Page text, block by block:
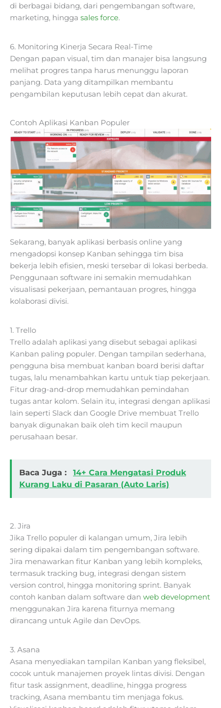
di berbagai bidang, dari pengembangan software,
marketing, hingga sales force.
6. Monitoring Kinerja Secara Real-Time
Dengan papan visual, tim dan manajer bisa langsung
melihat progres tanpa harus menunggu laporan
panjang. Data yang ditampilkan membantu
pengambilan keputusan lebih cepat dan akurat.
Contoh Aplikasi Kanban Populer
Sekarang, banyak aplikasi berbasis online yang
mengadopsi konsep Kanban sehingga tim bisa
bekerja lebih efisien, meski tersebar di lokasi berbeda.
Penggunaan software ini semakin memudahkan
visualisasi pekerjaan, pemantauan progres, hingga
kolaborasi divisi.
1. Trello
Trello adalah aplikasi yang disebut sebagai aplikasi
Kanban paling populer. Dengan tampilan sederhana,
pengguna bisa membuat kanban board berisi daftar
tugas, lalu menambahkan kartu untuk tiap pekerjaan.
Fitur drag-and-drop memudahkan pemindahan
tugas antar kolom. Selain itu, integrasi dengan aplikasi
lain seperti Slack dan Google Drive membuat Trello
banyak digunakan baik oleh tim kecil maupun
perusahaan besar.
Baca Juga :
14+ Cara Mengatasi Produk
Kurang Laku di Pasaran (Auto Laris)
2. Jira
Jika Trello populer di kalangan umum, Jira lebih
sering dipakai dalam tim pengembangan software.
Jira menawarkan fitur Kanban yang lebih kompleks,
termasuk tracking bug, integrasi dengan sistem
version control, hingga monitoring sprint. Banyak
contoh kanban dalam software dan web development
menggunakan Jira karena fiturnya memang
dirancang untuk Agile dan DevOps.
3. Asana
Asana menyediakan tampilan Kanban yang fleksibel,
cocok untuk manajemen proyek lintas divisi. Dengan
fitur task assignment, deadline, hingga progress
tracking, Asana membantu tim menjaga fokus.